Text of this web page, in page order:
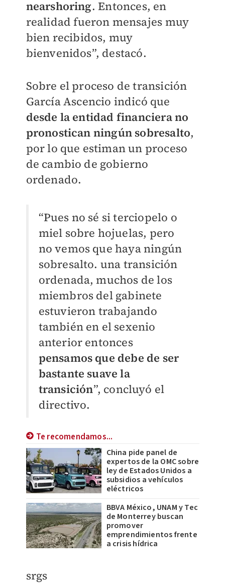
nearshoring. Entonces, en
realidad fueron mensajes muy
bien recibidos, muy
bienvenidos”, destacó.
Sobre el proceso de transición
García Ascencio indicó que
desde la entidad financiera no
pronostican ningún sobresalto,
por lo que estiman un proceso
de cambio de gobierno
ordenado.
“Pues no sé si terciopelo o
miel sobre hojuelas, pero
no vemos que haya ningún
sobresalto. una transición
ordenada, muchos de los
miembros del gabinete
estuvieron trabajando
también en el sexenio
anterior entonces
pensamos que debe de ser
bastante suave la
transición”, concluyó el
directivo.
Te recomendamos...
China pide panel de
expertos de la OMC sobre
ley de Estados Unidos a
subsidios a vehículos
eléctricos
BBVA México, UNAM y Tec
de Monterrey buscan
promover
emprendimientos frente
a crisis hídrica
srgs